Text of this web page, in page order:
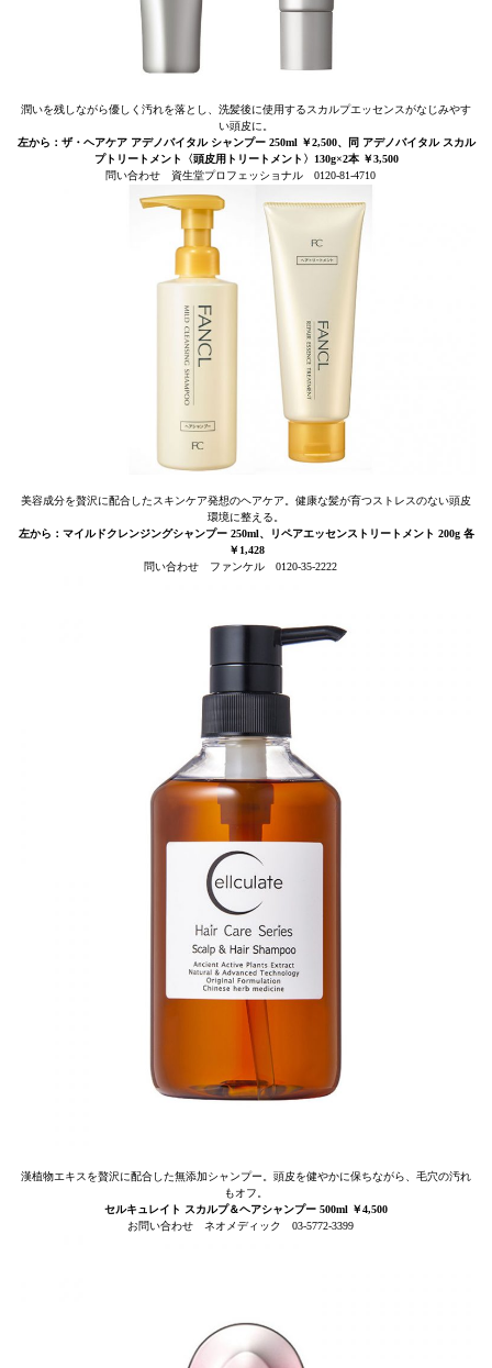
潤いを残しながら優しく汚れを落とし、洗髪後に使用するスカルプエッセンスがなじみやす
い頭皮に。
左から：ザ・ヘアケア アデノバイタル シャンプー 250ml ￥2,500、同 アデノバイタル スカル
プトリートメント〈頭皮用トリートメント〉130g×2本 ￥3,500
問い合わせ 資生堂プロフェッショナル 0120-81-4710
美容成分を贅沢に配合したスキンケア発想のヘアケア。健康な髪が育つストレスのない頭皮
環境に整える。
左から：マイルドクレンジングシャンプー 250ml、リペアエッセンストリートメント 200g 各
￥1,428
問い合わせ ファンケル 0120-35-2222
漢植物エキスを贅沢に配合した無添加シャンプー。頭皮を健やかに保ちながら、毛穴の汚れ
もオフ。
セルキュレイト スカルプ＆ヘアシャンプー 500ml ￥4,500
お問い合わせ ネオメディック 03-5772-3399